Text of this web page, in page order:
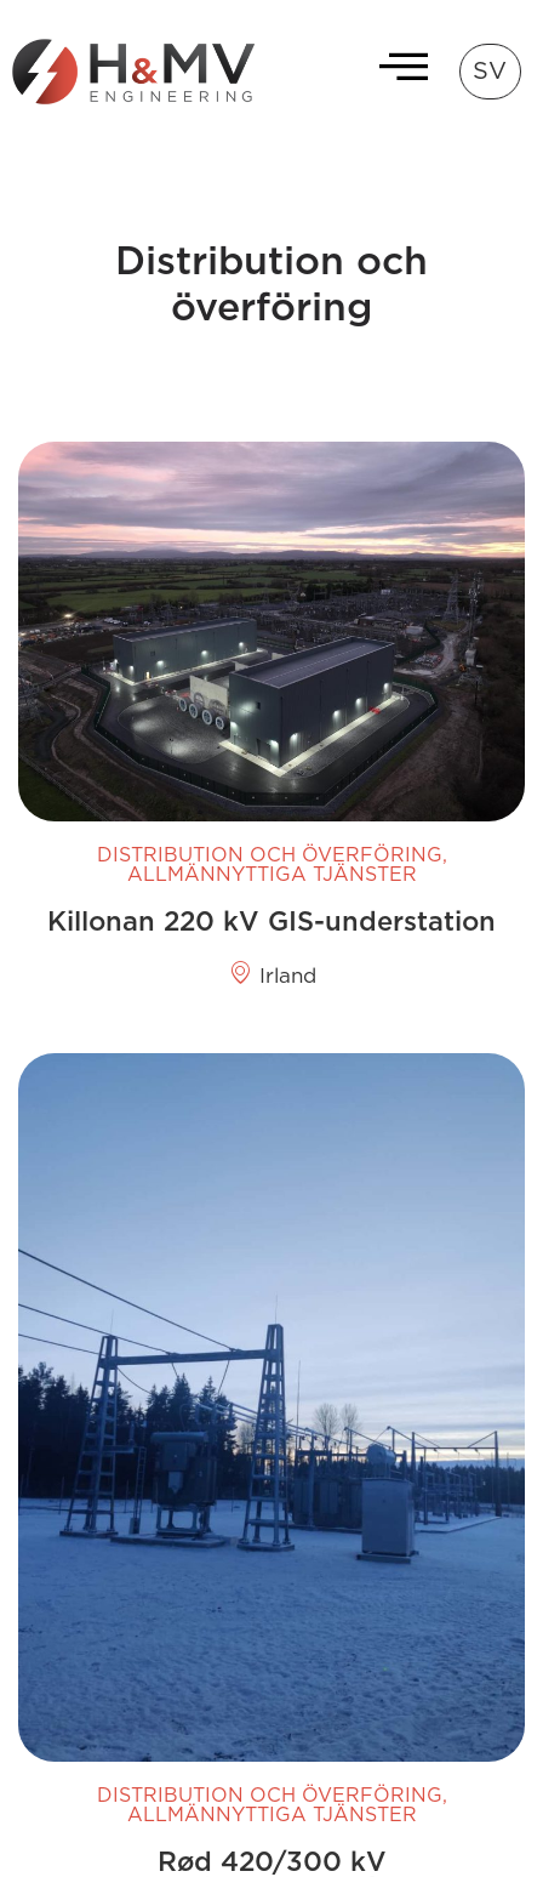
SV
Distribution och
överföring
DISTRIBUTION OCH ÖVERFÖRING,
ALLMÄNNYTTIGA TJÄNSTER
Killonan 220 kV GIS-understation
Irland
DISTRIBUTION OCH ÖVERFÖRING,
ALLMÄNNYTTIGA TJÄNSTER
Rød 420/300 kV